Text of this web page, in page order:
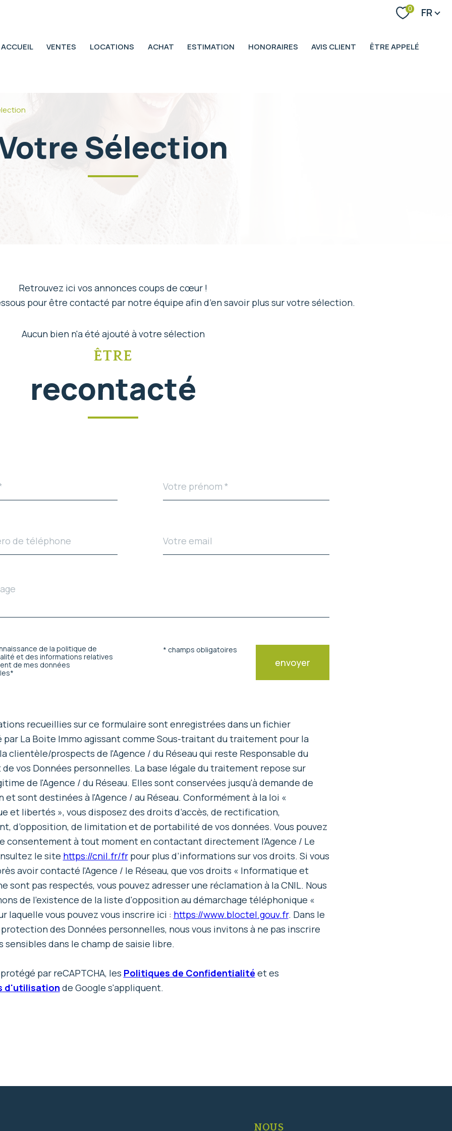
0 Langue
FR
ACCUEIL VENTES LOCATIONS ACHAT ESTIMATION HONORAIRES AVIS CLIENT ÊTRE APPELÉ
Sélection
Retrouvez ici vos annonces coups de cœur !
pour être contacté par notre équipe afin d’en savoir plus sur votre sélection.
Aucun bien n'a été ajouté à votre sélection
ÊTRE
recontacté
*
email
de la politique de
et des informations relatives
de mes données
* champs obligatoires
envoyer
recueillies sur ce formulaire sont enregistrées dans un fichier
La Boite Immo agissant comme Sous-traitant du traitement pour la
clientèle/prospects de l'Agence / du Réseau qui reste Responsable du
vos Données personnelles. La base légale du traitement repose sur
de l'Agence / du Réseau. Elles sont conservées jusqu'à demande de
et sont destinées à l'Agence / au Réseau. Conformément à la loi «
et libertés », vous disposez des droits d’accès, de rectification,
d’opposition, de limitation et de portabilité de vos données. Vous pouvez
consentement à tout moment en contactant directement l’Agence / Le
le site https://cnil.fr/frpour plus d’informations sur vos droits. Si vous
avoir contacté l'Agence / le Réseau, que vos droits « Informatique et
sont pas respectés, vous pouvez adresser une réclamation à la CNIL. Nous
de l’existence de la liste d'opposition au démarchage téléphonique «
laquelle vous pouvez vous inscrire ici : https://www.bloctel.gouv.fr. Dans le
des Données personnelles, nous vous invitons à ne pas inscrire
sensibles dans le champ de saisie libre.
par reCAPTCHA, les Politiques de Confidentialité et es
d'utilisation de Google s'appliquent.
NOUS